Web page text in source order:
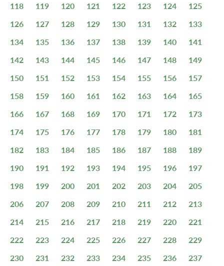
118
119 120 121 122 123 124
125
126
127 128 129 130 131 132
133
134
135 136 137 138 139 140
141
142
143 144 145 146 147 148
149
150
151 152 153 154 155 156
157
158
159 160 161 162 163 164
165
166
167 168 169 170 171 172
173
174
175 176 177 178 179 180
181
182
183 184 185 186 187 188
189
190
191 192 193 194 195 196
197
198
199 200 201 202 203 204
205
206
207 208 209 210 211 212
213
214
215 216 217 218 219 220
221
222
223 224 225 226 227 228
229
230
231 232 233 234 235 236
237